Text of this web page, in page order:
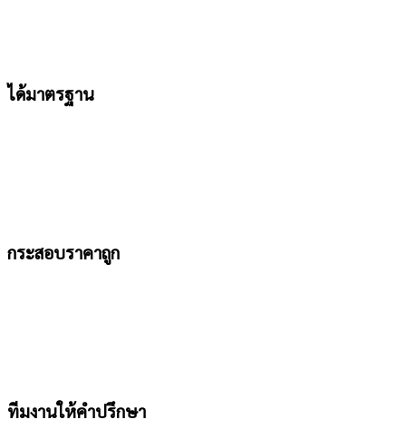
ได้มาตรฐาน
กระสอบราคาถูก
ทีมงานให้คำปรึกษา